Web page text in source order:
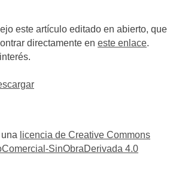
este artículo editado en abierto, que
directamente en este enlace.
licencia de Creative Commons
SinObraDerivada 4.0